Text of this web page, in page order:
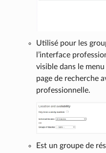
Utilisé pour les
l’interface
visible dans le
page de recherche
professionnelle.
Est un groupe de